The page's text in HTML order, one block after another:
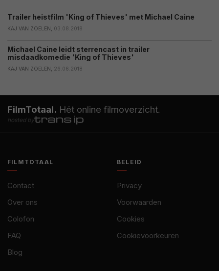
Trailer heistfilm 'King of Thieves' met Michael Caine
KAJ VAN ZOELEN, 03.08.2018
Michael Caine leidt sterrencast in trailer
misdaadkomedie 'King of Thieves'
KAJ VAN ZOELEN, 26.06.2018
FilmTotaal. Hét online filmoverzicht.
hosted by
FILMTOTAAL
Contact
Over ons
Colofon
FAQ
Blog
BELEID
Privacy
Voorwaarden
Cookies
Cookievoorkeuren